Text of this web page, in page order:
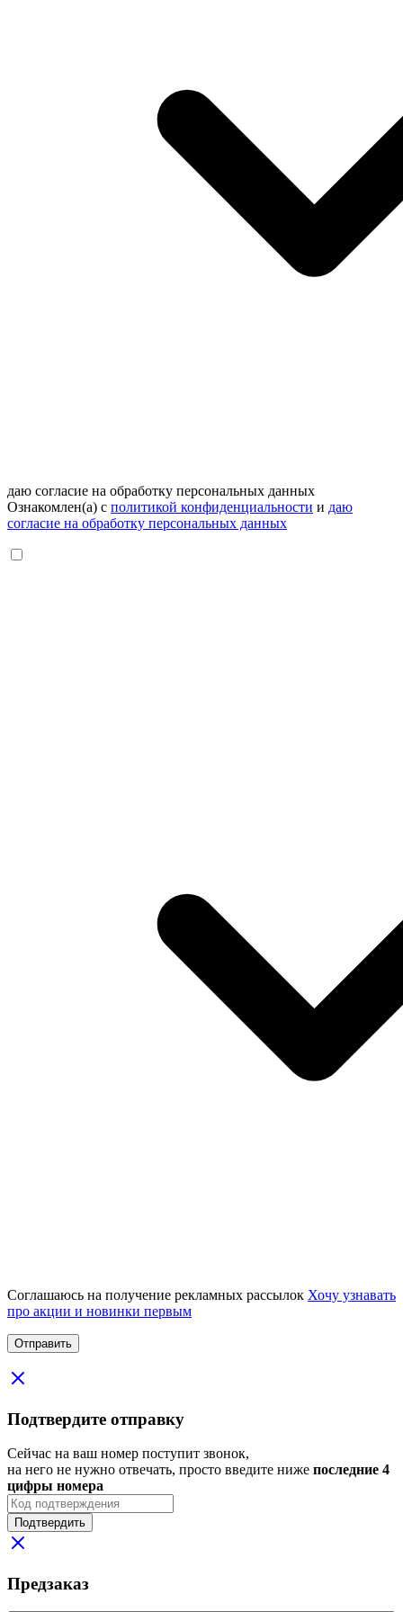
даю согласие на обработку персональных данных
Ознакомлен(а) с политикой конфиденциальности и даю
согласие на обработку персональных данных
Соглашаюсь на получение рекламных рассылок Хочу узнавать
про акции и новинки первым
Подтвердите отправку
Сейчас на ваш номер поступит звонок,
на него не нужно отвечать, просто введите ниже последние 4
цифры номера
Подтвердить
Предзаказ